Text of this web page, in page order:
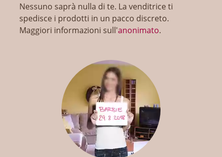
Nessuno saprà nulla di te. La venditrice ti
spedisce i prodotti in un pacco discreto.
Maggiori informazioni sull'anonimato.